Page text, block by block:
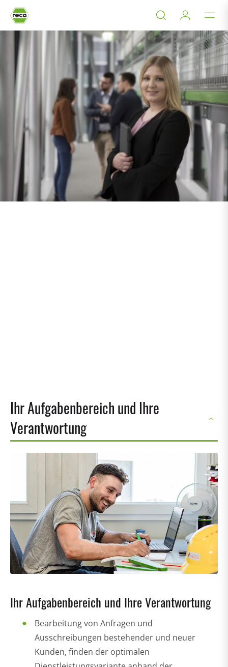
Ihr Aufgabenbereich und Ihre
Verantwortung
Ihr Aufgabenbereich und Ihre Verantwortung
Bearbeitung von Anfragen und
Ausschreibungen bestehender und neuer
Kunden, finden der optimalen